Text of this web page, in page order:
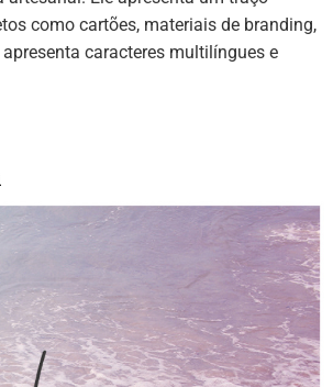
como cartões, materiais de branding,
caracteres multilíngues e